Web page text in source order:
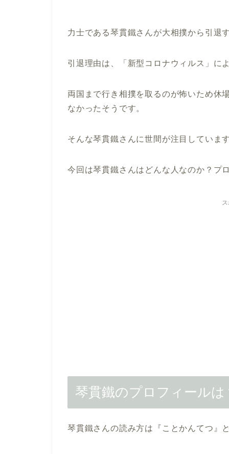
力士である琴貫鐵さんが大相撲から引退
引退理由は、「新型コロナウィルス」に
両国まで行き相撲を取るのが怖いため休
なかったそうです。
そんな琴貫鐵さんに世間が注目していま
今回は琴貫鐵さんはどんな人なのか？プ
琴貫鐵のプロフィールは
琴貫鐵さんの読み方は『ことかんてつ』